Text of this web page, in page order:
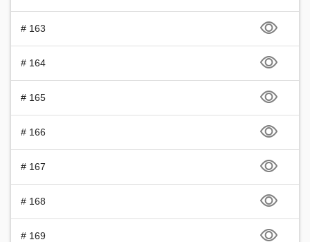
# 163
# 164
# 165
# 166
# 167
# 168
# 169